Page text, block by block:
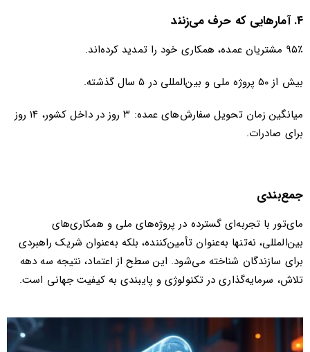
۴. آمارهایی که حرف می‌زنند
۹۵٪ مشتریان عمده، همکاری خود را تمدید کرده‌اند.
بیش از ۵۰ پروژه ملی و بین‌المللی در ۵ سال گذشته.
میانگین زمان تحویل سفارش‌های عمده: ۳ روز در داخل کشور، ۱۴ روز
برای صادرات.
جمع‌بندی
مای‌تور با تجربه‌ای گسترده در پروژه‌های ملی و همکاری‌های
بین‌المللی، نه‌تنها به‌عنوان تأمین‌کننده، بلکه به‌عنوان شریک راهبردی
برای سازندگان شناخته می‌شود. این سطح از اعتماد، نتیجه سه دهه
تلاش، سرمایه‌گذاری در تکنولوژی و پایبندی به کیفیت جهانی است.